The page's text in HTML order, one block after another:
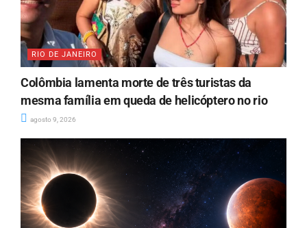
RIO DE JANEIRO
Colômbia lamenta morte de três turistas da
mesma família em queda de helicóptero no rio
agosto 9, 2026